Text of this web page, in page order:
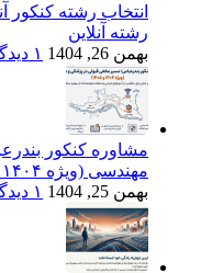
انتخاب رشته کنکور
رشته آنلاین
بهمن 26, 1404
۱ دیدگاه
مشاوره کنکور
مهندسی (ویژه ۱۴۰۴ و ۱۴۰۵)
بهمن 25, 1404
۱ دیدگاه